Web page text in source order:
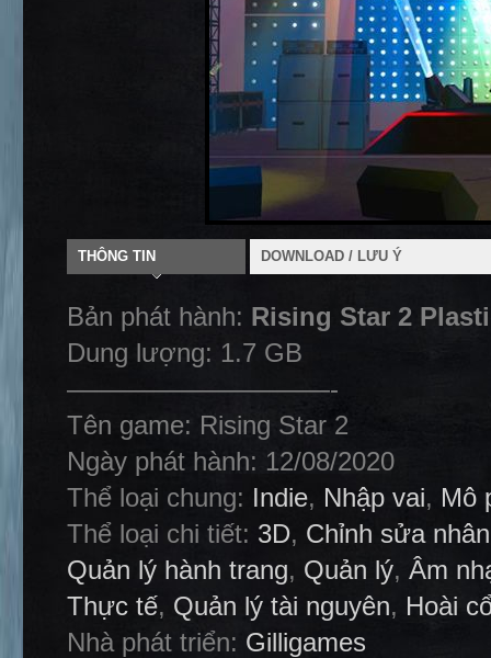
THÔNG TIN DOWNLOAD / LƯU Ý
Bản phát hành: Rising Star 2
Dung lượng: 1.7 GB
——————————-
Tên game: Rising Star 2
Ngày phát hành: 12/08/2020
Thể loại chung: Indie, Nhập vai, Mô
Thể loại chi tiết: 3D, Chỉnh sửa
Quản lý hành trang, Quản lý, Âm
Thực tế, Quản lý tài nguyên, Hoài
Nhà phát triển: Gilligames